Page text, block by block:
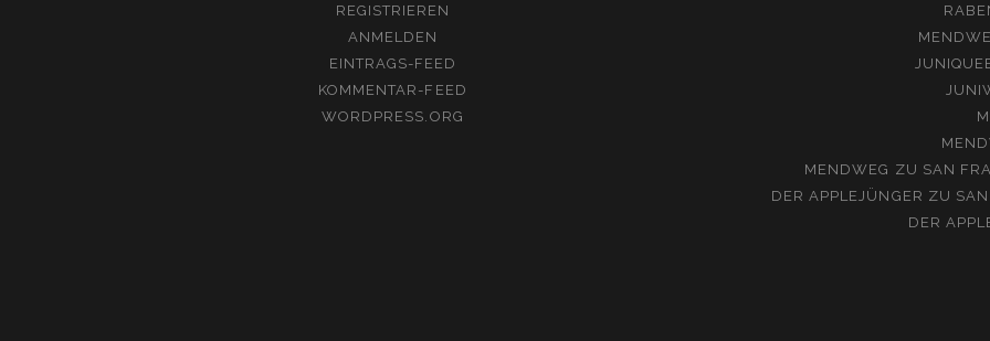
REGISTRIEREN
ANMELDEN
EINTRAGS-FEED
KOMMENTAR-FEED
WORDPRESS.ORG
MENDWEG ZU SAN
DER APPLEJÜNGER ZU
DER